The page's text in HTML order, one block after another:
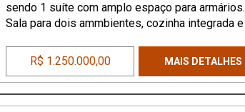
sendo 1 suíte com amplo espaço para armários.
Sala para dois ammbientes, cozinha integrada e
churrasqueira.
R$ 1.250.000,00 MAIS DETALHES